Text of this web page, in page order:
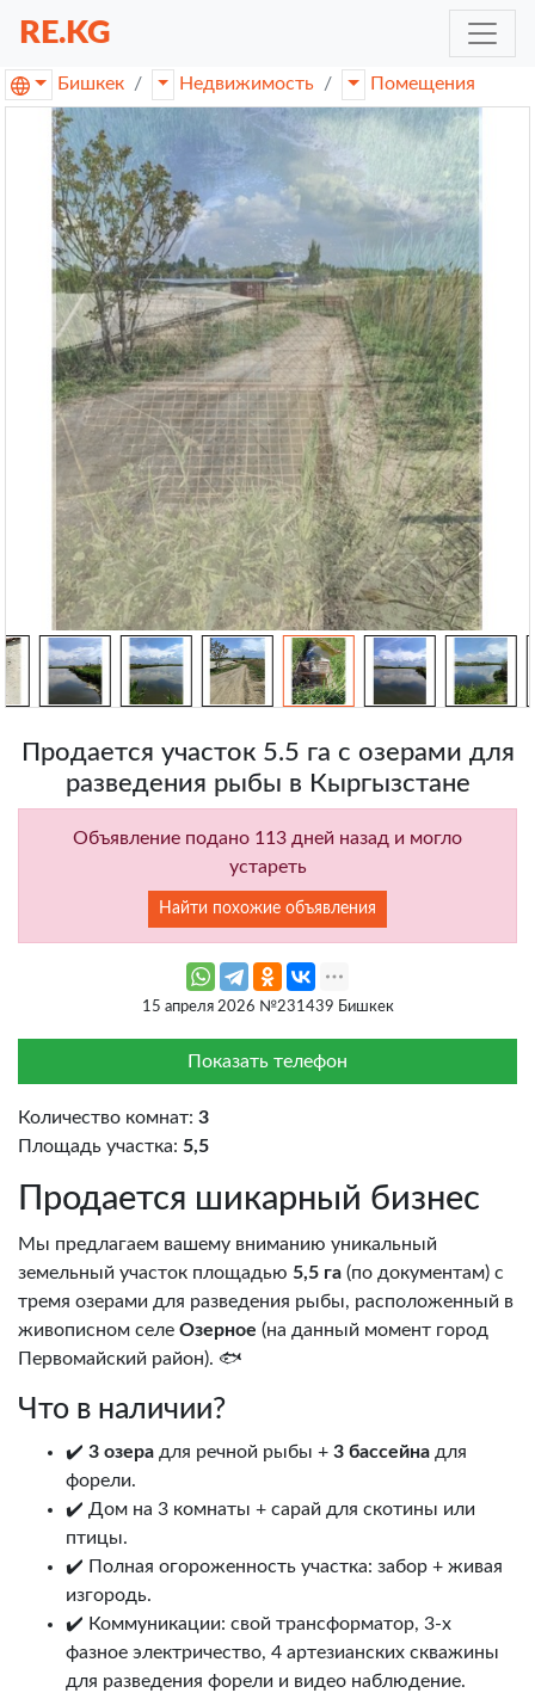
RE.KG
Бишкек Недвижимость Помещения
Продается участок 5.5 га с озерами для
разведения рыбы в Кыргызстане
Объявление подано 113 дней назад и могло
устареть
Найти похожие объявления
15 апреля 2026 №231439 Бишкек
Показать телефон
Количество комнат: 3
Площадь участка: 5,5
Продается шикарный бизнес
Мы предлагаем вашему вниманию уникальный
земельный участок площадью 5,5 га (по документам) с
тремя озерами для разведения рыбы, расположенный в
живописном селе Озерное (на данный момент город
Первомайский район). 🐟
Что в наличии?
✔️ 3 озера для речной рыбы + 3 бассейна для
форели.
✔️ Дом на 3 комнаты + сарай для скотины или
птицы.
✔️ Полная огороженность участка: забор + живая
изгородь.
✔️ Коммуникации: свой трансформатор, 3-х
фазное электричество, 4 артезианских скважины
для разведения форели и видео наблюдение.